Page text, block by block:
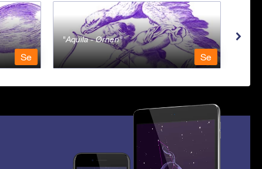
Se
Aquila - Ørnen
Se